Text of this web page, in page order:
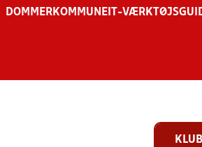
DOMMER KOMMUNE IT-